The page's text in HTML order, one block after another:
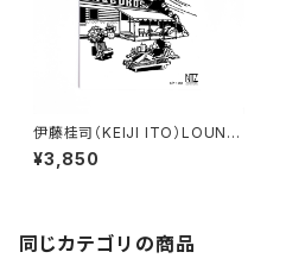
伊藤桂司（KEIJI ITO）LOUNG
E OF PSYCHEDELIA
¥3,850
同じカテゴリの商品